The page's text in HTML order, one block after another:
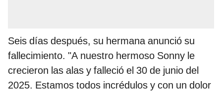
Seis días después, su hermana anunció su
fallecimiento. "A nuestro hermoso Sonny le
crecieron las alas y falleció el 30 de junio del
2025. Estamos todos incrédulos y con un dolor